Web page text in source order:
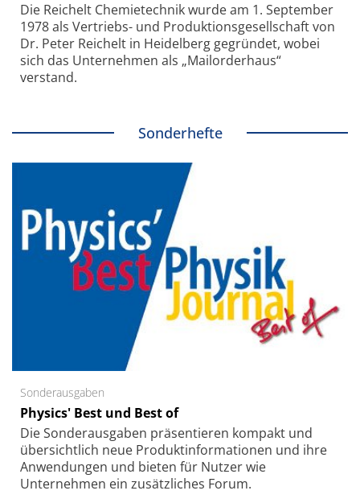
Die Reichelt Chemietechnik wurde am 1. September
1978 als Vertriebs- und Produktionsgesellschaft von
Dr. Peter Reichelt in Heidelberg gegründet, wobei
sich das Unternehmen als „Mailorderhaus“
verstand.
Sonderhefte
Sonderausgaben
Physics' Best und Best of
Die Sonder­ausgaben präsentieren kompakt und
übersichtlich neue Produkt­informationen und ihre
Anwendungen und bieten für Nutzer wie
Unternehmen ein zusätzliches Forum.